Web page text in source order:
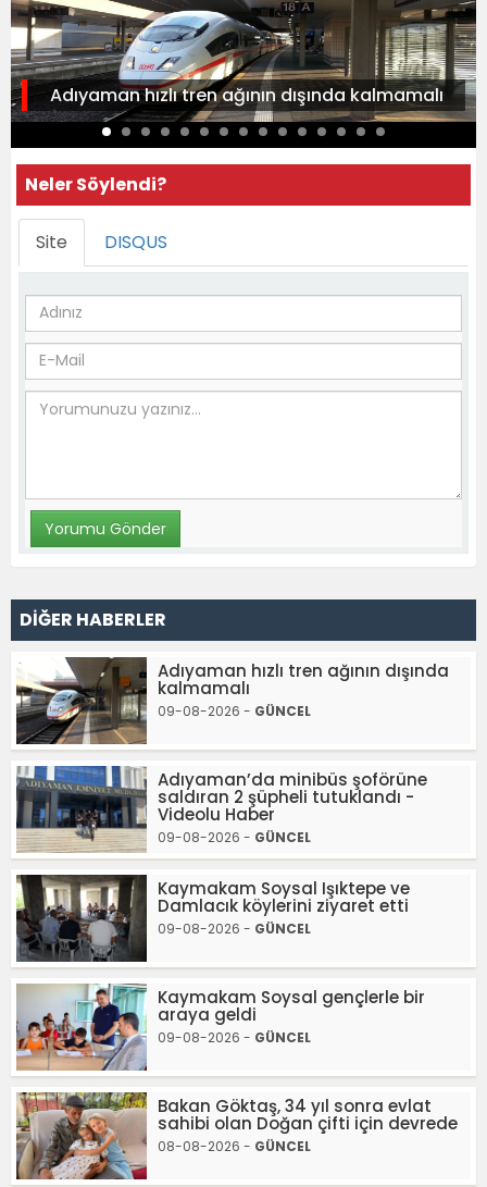
Adıyaman hızlı tren ağının dışında kalmamalı
Neler Söylendi?
Site DISQUS
DİĞER HABERLER
Adıyaman hızlı tren ağının dışında
kalmamalı
09-08-2026 - GÜNCEL
Adıyaman’da minibüs şoförüne
saldıran 2 şüpheli tutuklandı -
Videolu Haber
09-08-2026 - GÜNCEL
Kaymakam Soysal Işıktepe ve
Damlacık köylerini ziyaret etti
09-08-2026 - GÜNCEL
Kaymakam Soysal gençlerle bir
araya geldi
09-08-2026 - GÜNCEL
Bakan Göktaş, 34 yıl sonra evlat
sahibi olan Doğan çifti için devrede
08-08-2026 - GÜNCEL